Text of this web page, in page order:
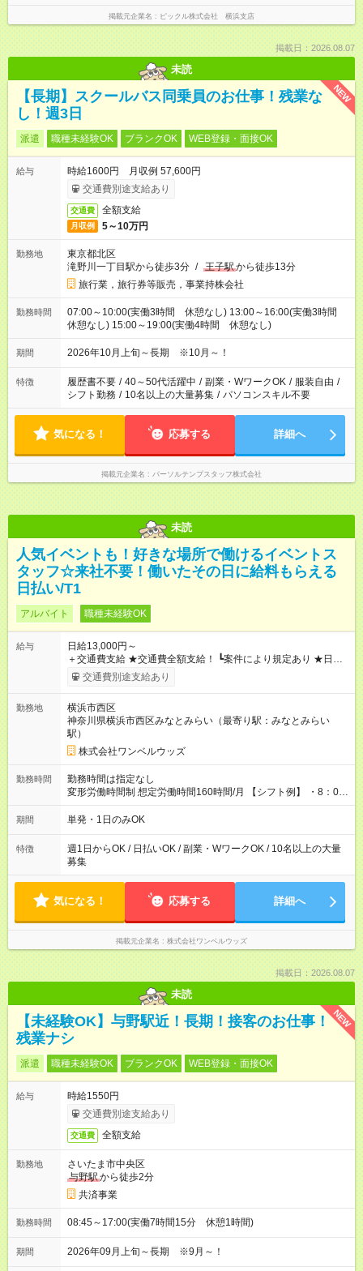
掲載元企業名 ピックル株式会社 横浜支店
掲載日：2026.08.07
未読
NEW
【長期】スクールバス同乗員のお仕事！残業な
し！週3日
派遣 職種未経験OK ブランクOK WEB登録・面接OK
給与
時給1600円 月収例 57,600円
交通費別途支給あり
交通費 全額支給
月収例 5～10万円
勤務地
東京都北区
滝野川一丁目駅から徒歩3分 / 王子駅から徒歩13分
旅行業，旅行券等販売，事業持株会社
勤務時間
07:00～10:00(実働3時間 休憩なし) 13:00～16:00(実働3時間
休憩なし) 15:00～19:00(実働4時間 休憩なし)
期間 2026年10月上旬～長期 ※10月～！
特徴 履歴書不要 / 40～50代活躍中 / 副業・WワークOK / 服装自由 /
シフト勤務 / 10名以上の大量募集 / パソコンスキル不要
気になる！ 応募する 詳細へ
掲載元企業名 パーソルテンプスタッフ株式会社
未読
人気イベントも！好きな場所で働けるイベントス
タッフ☆来社不要！働いたその日に給料もらえる
日払い/T1
アルバイト 職種未経験OK
給与
日給13,000円～
＋交通費支給 ★交通費全額支給！ ┗案件により規定あり ★日払
いOK！（規定あり） ┗働いたその日に現金GET♪ お仕事後はコ
ンビニATMから 日払い分を引き落とせます！ 【試用期間】試
交通費別途支給あり
勤務地
横浜市西区
神奈川県横浜市西区みなとみらい（最寄り駅：みなとみらい
駅）
株式会社ワンベルウッズ
勤務時間
勤務時間は指定なし
変形労働時間制 想定労働時間160時間/月 【シフト例】 ・8：00
～21：00
期間 単発・1日のみOK
特徴
週1日からOK / 日払いOK / 副業・WワークOK / 10名以上の大量
募集
気になる！ 応募する 詳細へ
掲載元企業名 株式会社ワンベルウッズ
掲載日：2026.08.07
未読
NEW
【未経験OK】与野駅近！長期！接客のお仕事！
残業ナシ
派遣 職種未経験OK ブランクOK WEB登録・面接OK
給与
時給1550円
交通費別途支給あり
交通費 全額支給
勤務地
さいたま市中央区
与野駅から徒歩2分
共済事業
勤務時間 08:45～17:00(実働7時間15分 休憩1時間)
期間 2026年09月上旬～長期 ※9月～！